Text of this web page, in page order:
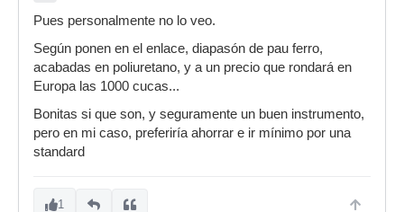
Pues personalmente no lo veo.
Según ponen en el enlace, diapasón de pau ferro,
acabadas en poliuretano, y a un precio que rondará en
Europa las 1000 cucas...
Bonitas si que son, y seguramente un buen instrumento,
pero en mi caso, preferiría ahorrar e ir mínimo por una
standard
1